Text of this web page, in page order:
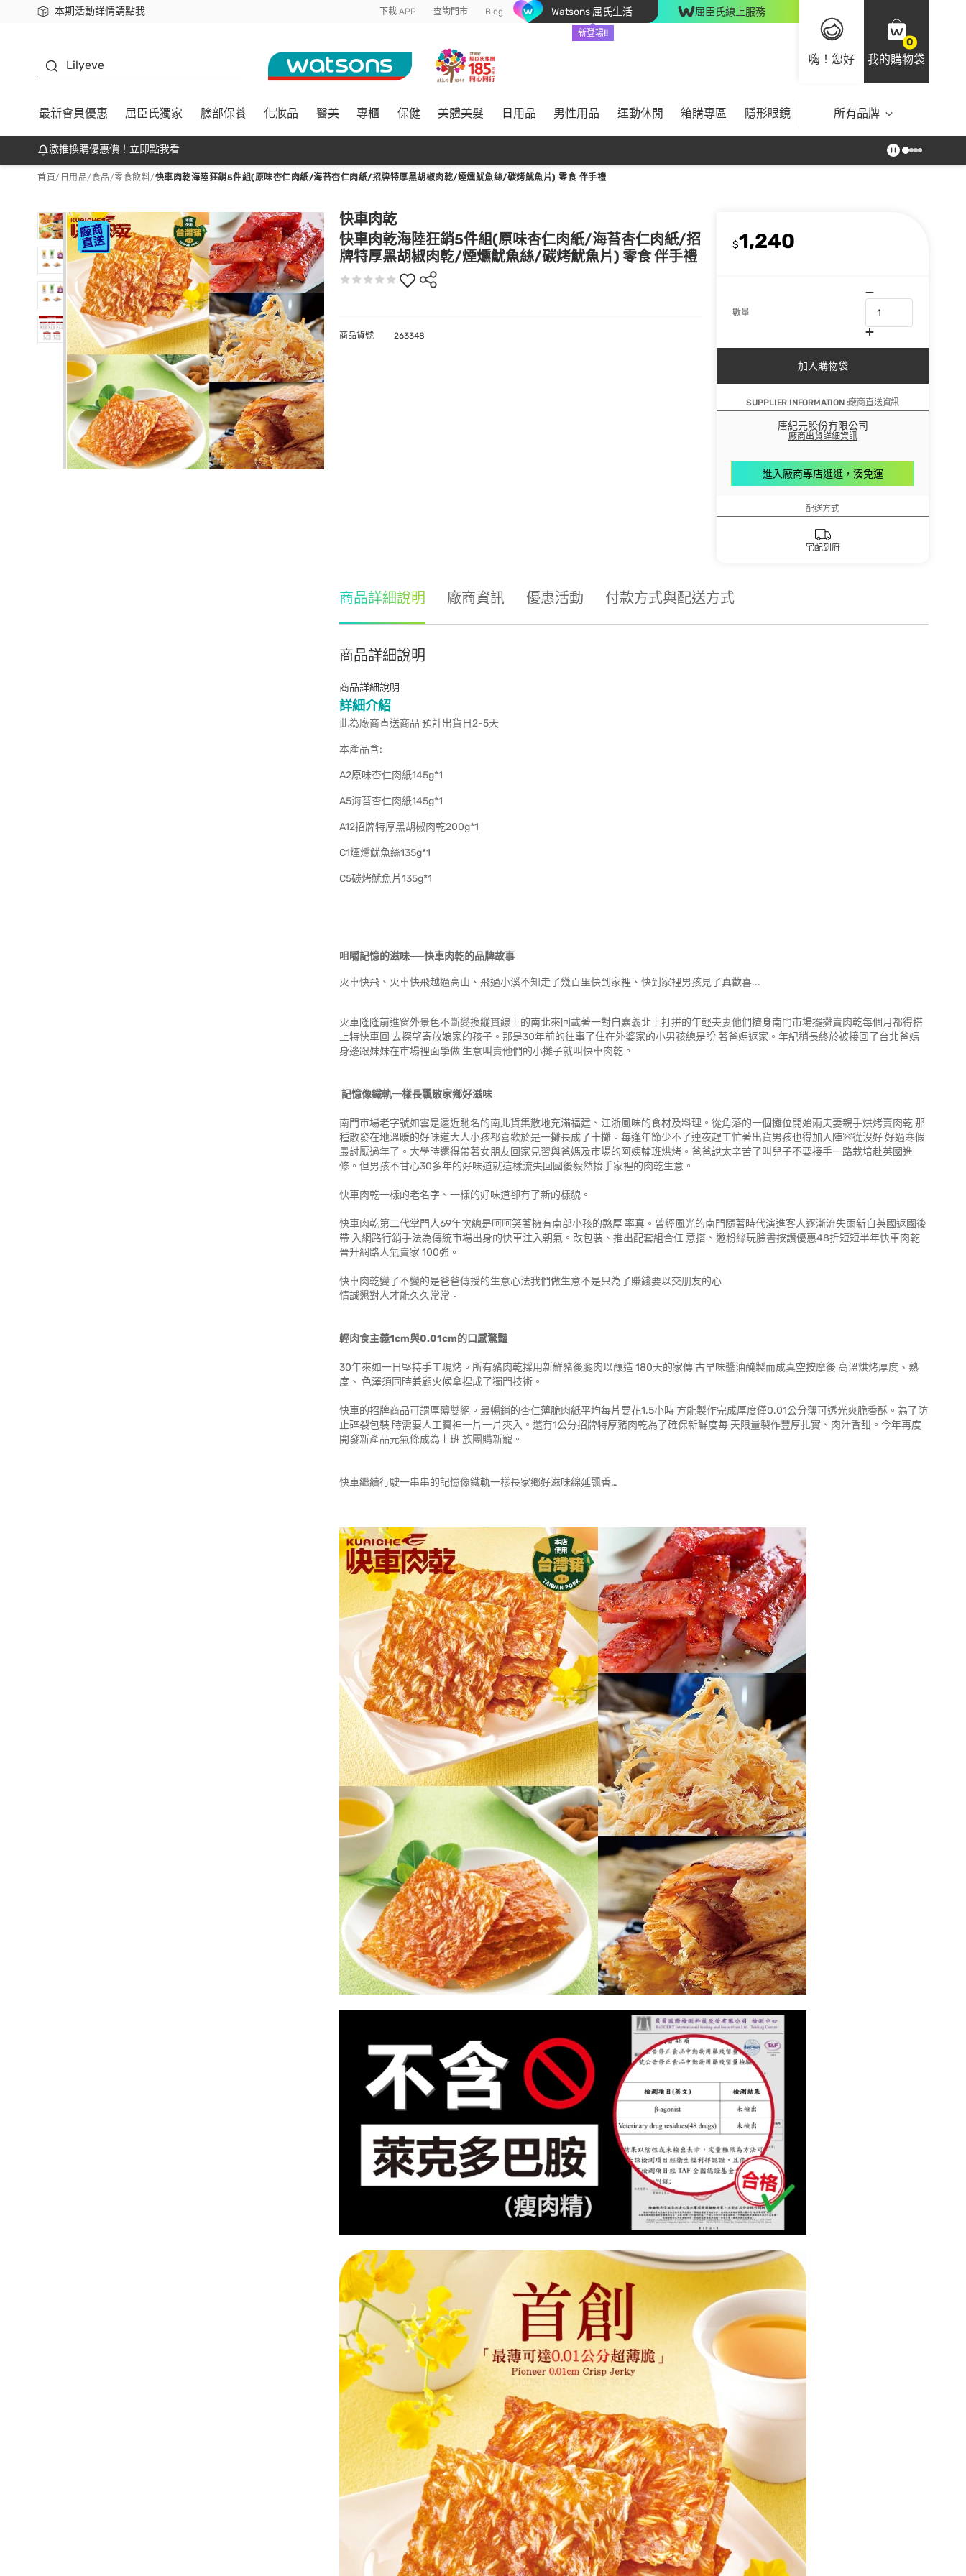
本期活動詳情請點我
下載app最高回饋$350 下載 APP 查詢門市 Blog Watsons 屈氏生活
新登場!!
屈臣氏線上服務
嗨！您好
0
我的購物袋
Lilyeve
最新會員優惠 屈臣氏獨家 臉部保養 化妝品 醫美 專櫃 保健 美體美髮 日用品 男性用品 運動休閒 箱購專區 隱形眼鏡 所有品牌
激推換購優惠價！立即點我看
首頁/ 日用品/食品/零食飲料/快車肉乾海陸狂銷5件組(原味杏仁肉紙/海苔杏仁肉紙/招牌特厚黑胡椒肉乾/煙燻魷魚絲/碳烤魷魚片) 零食 伴手禮
快車肉乾
快車肉乾海陸狂銷5件組(原味杏仁肉紙/海苔杏仁肉紙/招
牌特厚黑胡椒肉乾/煙燻魷魚絲/碳烤魷魚片) 零食 伴手禮
$1,240
數量
加入購物袋
SUPPLIER INFORMATION :廠商直送資訊
唐紀元股份有限公司
廠商出貨詳細資訊
進入廠商專店逛逛，湊免運
配送方式
宅配到府
商品貨號 263348
商品詳細說明 廠商資訊 優惠活動 付款方式與配送方式
商品詳細說明
商品詳細說明
詳細介紹
此為廠商直送商品 預計出貨日2-5天
本產品含:
A2原味杏仁肉紙145g*1
A5海苔杏仁肉紙145g*1
A12招牌特厚黑胡椒肉乾200g*1
C1煙燻魷魚絲135g*1
C5碳烤魷魚片135g*1
咀嚼記憶的滋味──快車肉乾的品牌故事
火車快飛、火車快飛越過高山、飛過小溪不知走了幾百里快到家裡、快到家裡男孩見了真歡喜...
火車隆隆前進窗外景色不斷變換縱貫線上的南北來回載著一對自嘉義北上打拼的年輕夫妻他們擠身南門市場擺攤賣肉乾每個月都得搭
上特快車回 去探望寄放娘家的孩子。那是30年前的往事了住在外婆家的小男孩總是盼 著爸媽返家。年紀稍長終於被接回了台北爸媽
身邊跟妹妹在市場裡面學做 生意叫賣他們的小攤子就叫快車肉乾。
記憶像鐵軌一樣長飄散家鄉好滋味
南門市場老字號如雲是遠近馳名的南北貨集散地充滿福建、江浙風味的食材及料理。從角落的一個攤位開始兩夫妻親手烘烤賣肉乾 那
種散發在地溫暖的好味道大人小孩都喜歡於是一攤長成了十攤。每逢年節少不了連夜趕工忙著出貨男孩也得加入陣容從沒好 好過寒假
最討厭過年了。大學時還得帶著女朋友回家見習與爸媽及市場的阿姨輪班烘烤。爸爸說太辛苦了叫兒子不要接手一路栽培赴英國進
修。但男孩不甘心30多年的好味道就這樣流失回國後毅然接手家裡的肉乾生意。
快車肉乾一樣的老名字、一樣的好味道卻有了新的樣貌。
快車肉乾第二代掌門人69年次總是呵呵笑著擁有南部小孩的憨厚 率真。曾經風光的南門隨著時代演進客人逐漸流失雨新自英國返國後
帶 入網路行銷手法為傳統市場出身的快車注入朝氣。改包裝、推出配套組合任 意搭、邀粉絲玩臉書按讚優惠48折短短半年快車肉乾
晉升網路人氣賣家 100強。
快車肉乾變了不變的是爸爸傳授的生意心法我們做生意不是只為了賺錢要以交朋友的心
情誠懇對人才能久久常常。
輕肉食主義1cm與0.01cm的口感驚豔
30年來如一日堅持手工現烤。所有豬肉乾採用新鮮豬後腿肉以釀造 180天的家傳 古早味醬油醃製而成真空按摩後 高溫烘烤厚度、熟
度、 色澤須同時兼顧火候拿捏成了獨門技術。
快車的招牌商品可謂厚薄雙絕。最暢銷的杏仁薄脆肉紙平均每片要花1.5小時 方能製作完成厚度僅0.01公分薄可透光爽脆香酥。為了防
止碎裂包裝 時需要人工費神一片一片夾入。還有1公分招牌特厚豬肉乾為了確保新鮮度每 天限量製作豐厚扎實、肉汁香甜。今年再度
開發新產品元氣條成為上班 族團購新寵。
快車繼續行駛一串串的記憶像鐵軌一樣長家鄉好滋味綿延飄香…